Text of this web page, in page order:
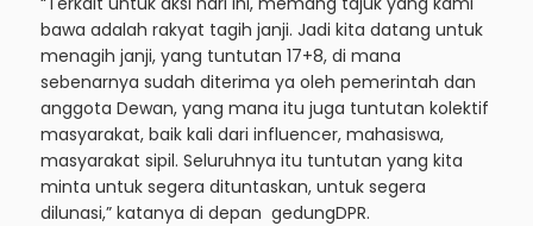
bawa adalah rakyat tagih janji. Jadi kita datang untuk
menagih janji, yang tuntutan 17+8, di mana
sebenarnya sudah diterima ya oleh pemerintah dan
anggota Dewan, yang mana itu juga tuntutan kolektif
masyarakat, baik kali dari influencer, mahasiswa,
masyarakat sipil. Seluruhnya itu tuntutan yang kita
minta untuk segera dituntaskan, untuk segera
dilunasi,” katanya di depan gedungDPR.